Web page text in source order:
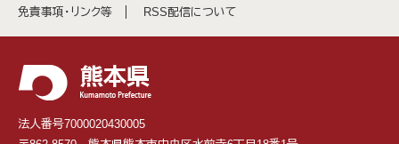
免責事項・リンク等 RSS配信について
法人番号7000020430005